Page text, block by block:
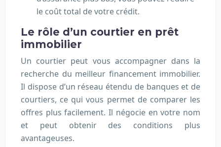
le coût total de votre crédit.
Le rôle d’un courtier en prêt
immobilier
Un courtier peut vous accompagner dans la
recherche du meilleur financement immobilier.
Il dispose d’un réseau étendu de banques et de
courtiers, ce qui vous permet de comparer les
offres plus facilement. Il négocie en votre nom
et peut obtenir des conditions plus
avantageuses.